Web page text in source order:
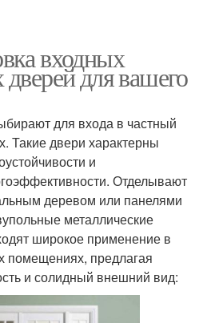
входных
для вашего
для входа в частный
Такие двери характерны
и
Отделывают
деревом или панелями
металлические
широкое применение в
помещениях, предлагая
и солидный внешний вид: